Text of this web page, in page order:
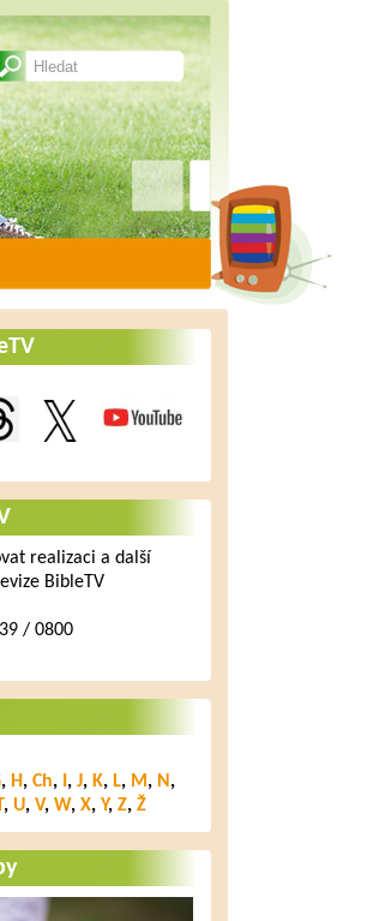
realizaci a další
BibleTV
/ 0800
, H, Ch, , J, K, L, M, N ,
, U, V, W, X, Y, Z, Ž